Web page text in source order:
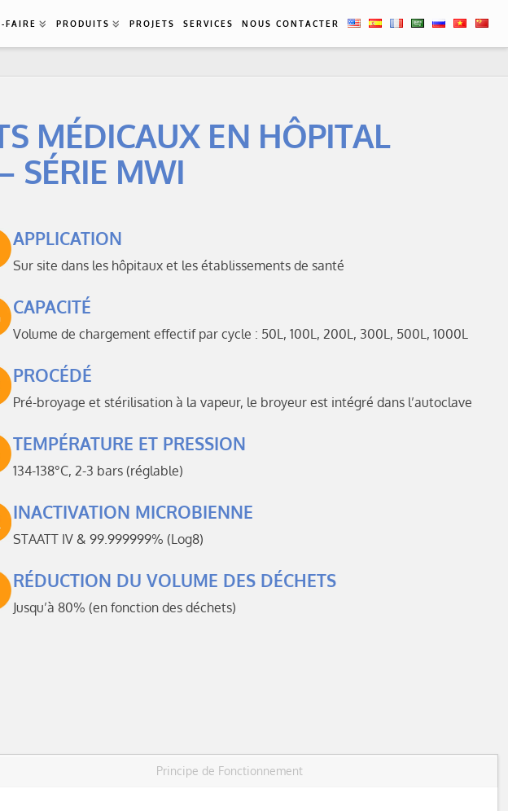
FAIRE PRODUITS PROJETS SERVICES NOUS CONTACTER CN
MÉDICAUX EN HÔPITAL
SÉRIE MWI
APPLICATION
Sur site dans les hôpitaux et les établissements de santé
CAPACITÉ
Volume de chargement effectif par cycle : 50L, 100L, 200L, 300L, 500L, 1000L
PROCÉDÉ
Pré-broyage et stérilisation à la vapeur, le broyeur est intégré dans l’autoclave
TEMPÉRATURE ET PRESSION
134-138°C, 2-3 bars (réglable)
INACTIVATION MICROBIENNE
STAATT IV & 99.999999% (Log8)
RÉDUCTION DU VOLUME DES DÉCHETS
Jusqu’à 80% (en fonction des déchets)
Principe de Fonctionnement